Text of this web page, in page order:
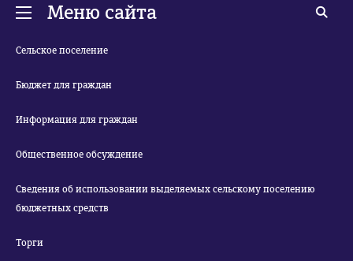
Меню сайта
Сельское поселение
Бюджет для граждан
Информация для граждан
Общественное обсуждение
Сведения об использовании выделяемых сельскому поселению
бюджетных средств
Торги